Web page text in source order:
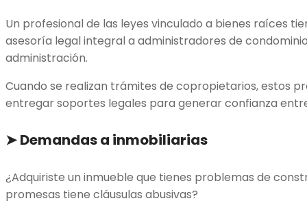
Un profesional de las leyes vinculado a bienes raíces
asesoría legal integral a administradores de
administración.
Cuando se realizan trámites de copropietarios, estos
entregar soportes legales para generar confianza
➤Demandas a inmobiliarias
¿Adquiriste un inmueble que tienes problemas de
promesas tiene cláusulas abusivas?